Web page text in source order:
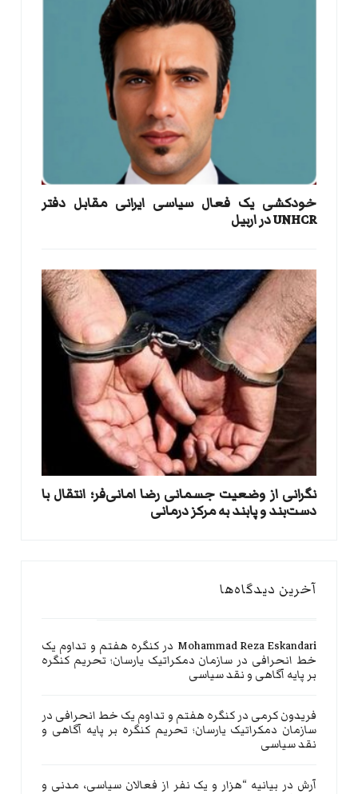
خودکشی یک فعال سیاسی ایرانی مقابل دفتر
UNHCR در اربیل
نگرانی از وضعیت جسمانی رضا امانی‌فر؛ انتقال با
دست‌بند و پابند به مرکز درمانی
آخرین دیدگاه‌ها
Mohammad Reza Eskandari در کنگره هفتم و تداوم یک
خط انحرافی در سازمان دمکراتیک یارسان؛ تحریم کنگره
بر پایه آگاهی و نقد سیاسی
فریدون کرمی درکنگره هفتم و تداوم یک خط انحرافی در
سازمان دمکراتیک یارسان؛ تحریم کنگره بر پایه آگاهی و
نقد سیاسی
آرش در بیانیه “هزار و یک نفر از فعالان سیاسی، مدنی و